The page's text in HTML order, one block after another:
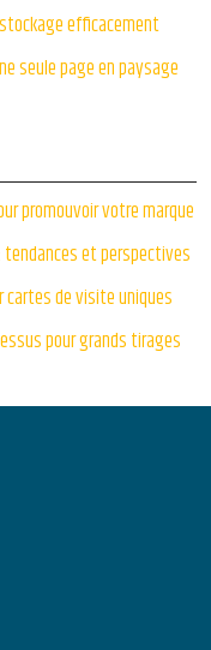
efficacement
seule page en paysage
promouvoir votre marque
et perspectives
de visite uniques
pour grands tirages